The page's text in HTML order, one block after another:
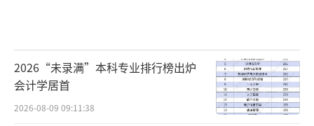
2026“未录满”本科专业排行榜出炉
会计学居首
2026-08-09 09:11:38